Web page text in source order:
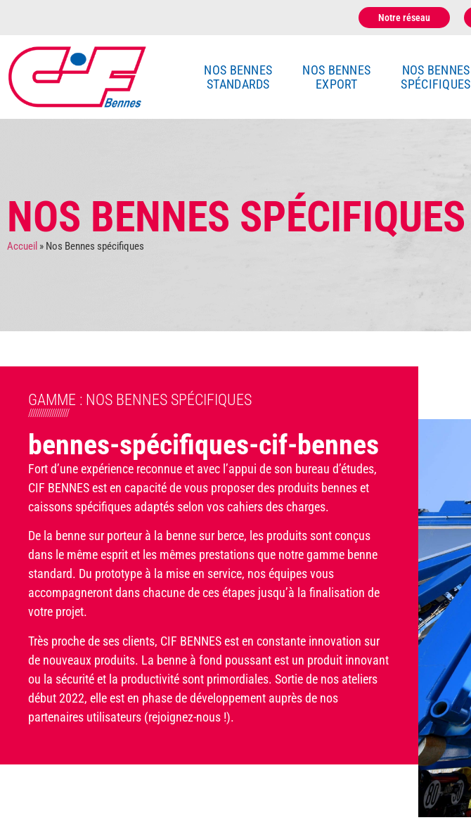
Notre réseau
NOS BENNES
STANDARDS
NOS BENNES
EXPORT
NOS BENNES
SPÉCIFIQUES
NOS BENNES SPÉCIFIQUES
Accueil » Nos Bennes spécifiques
GAMME : NOS BENNES SPÉCIFIQUES
///////////////////
bennes-spécifiques-cif-bennes
Fort d’une expérience reconnue et avec l’appui de son bureau d’études,
CIF BENNES est en capacité de vous proposer des produits bennes et
caissons spécifiques adaptés selon vos cahiers des charges.
De la benne sur porteur à la benne sur berce, les produits sont conçus
dans le même esprit et les mêmes prestations que notre gamme benne
standard. Du prototype à la mise en service, nos équipes vous
accompagneront dans chacune de ces étapes jusqu’à la finalisation de
votre projet.
Très proche de ses clients, CIF BENNES est en constante innovation sur
de nouveaux produits. La benne à fond poussant est un produit innovant
ou la sécurité et la productivité sont primordiales. Sortie de nos ateliers
début 2022, elle est en phase de développement auprès de nos
partenaires utilisateurs (rejoignez-nous !).